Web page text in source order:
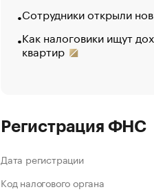
Сотрудники открыли
Как налоговики ищут
квартир
Регистрация ФНС
Дата регистрации
Код налогового органа